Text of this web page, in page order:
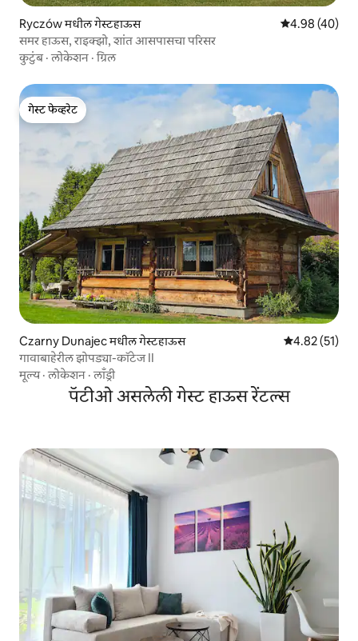
Ryczów मधील गेस्टहाऊस 5 पैकी 4.98
4.98 (40)
समर हाऊस, राइक्झो, शांत आसपासचा परिसर
कुटुंब·लोकेशन ·ग्रिल
गेस्ट फेव्हरेट
गेस्ट फेव्हरेट
Czarny Dunajec मधील गेस्टहाऊस 5 पैकी 4.82
4.82 (51)
गावाबाहेरील झोपड्या-कॉटेज II
मूल्य·लोकेशन ·लाँड्री
पॅटीओ असलेली गेस्ट हाऊस रेंटल्स